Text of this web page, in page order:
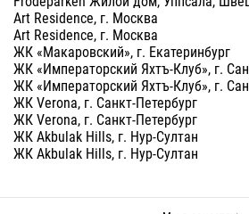
Art Residence, г. Москва
Art Residence, г. Москва
ЖК «Макаровский», г. Екатеринбург
ЖК «Императорский Яхтъ-Клуб», г.
ЖК «Императорский Яхтъ-Клуб», г.
ЖК Verona, г. Санкт-Петербург
ЖК Verona, г. Санкт-Петербург
ЖК Akbulak Hills, г. Нур-Султан
ЖК Akbulak Hills, г. Нур-Султан